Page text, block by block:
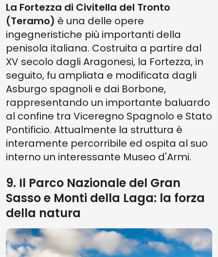
La Fortezza di Civitella del Tronto
(Teramo) è una delle opere
ingegneristiche più importanti della
penisola italiana. Costruita a partire dal
XV secolo dagli Aragonesi, la Fortezza, in
seguito, fu ampliata e modificata dagli
Asburgo spagnoli e dai Borbone,
rappresentando un importante baluardo
al confine tra Viceregno Spagnolo e Stato
Pontificio. Attualmente la struttura è
interamente percorribile ed ospita al suo
interno un interessante Museo d'Armi.
9. Il Parco Nazionale del Gran
Sasso e Monti della Laga: la forza
della natura